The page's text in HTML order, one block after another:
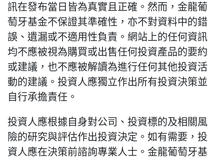
訊在發布當日皆為真實且正確。然而，金龍葡
萄牙基金不保證其準確性，亦不對資料中的錯
誤、遺漏或不適用性負責。網站上的任何資訊
均不應被視為購買或出售任何投資產品的要約
或建議，也不應被解讀為進行任何其他投資活
動的建議。投資人應獨立作出所有投資決策並
自行承擔責任。
投資人應根據自身對公司、投資標的及相關風
險的研究與評估作出投資決定。如有需要，投
資人應在決策前諮詢專業人士。金龍葡萄牙基